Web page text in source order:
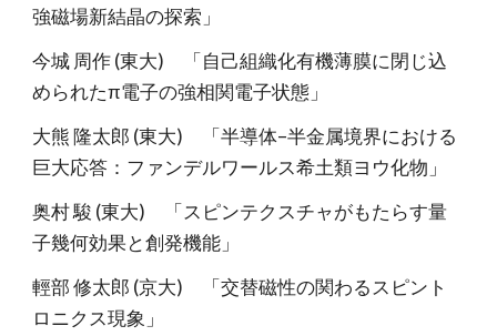
強磁場新結晶の探索」
今城 周作 (東大) 「自己組織化有機薄膜に閉じ込
められたπ電子の強相関電子状態」
大熊 隆太郎 (東大) 「半導体–半金属境界における
巨大応答：ファンデルワールス希土類ヨウ化物」
奥村 駿 (東大) 「スピンテクスチャがもたらす量
子幾何効果と創発機能」
輕部 修太郎 (京大) 「交替磁性の関わるスピント
ロニクス現象」